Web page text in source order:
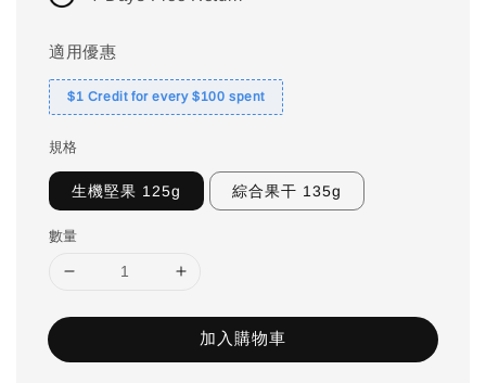
適用優惠
$1 Credit for every $100 spent
規格
生機堅果 125g 綜合果干 135g
數量
加入購物車